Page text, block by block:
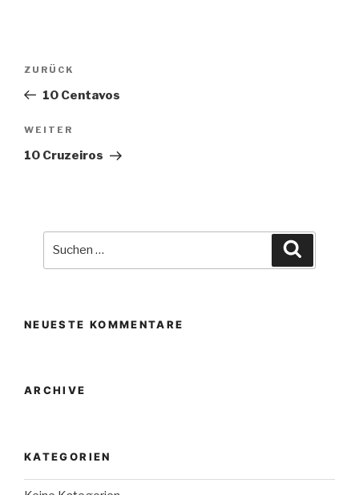
Beitrags-
Vorheriger
Beitrag
ZURÜCK
10 Centavos
Nächster
Beitrag
WEITER
10 Cruzeiros
NEUESTE KOMMENTARE
ARCHIVE
KATEGORIEN